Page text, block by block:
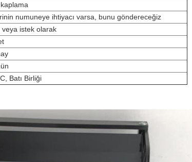
numuneye ihtiyacı varsa, bunu göndereceğiz
veya istek olarak
Batı Birliği